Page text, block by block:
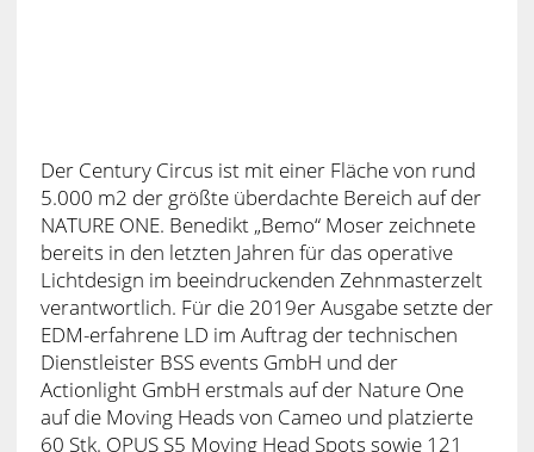
Der Century Circus ist mit einer Fläche von rund
5.000 m2 der größte überdachte Bereich auf der
NATURE ONE. Benedikt „Bemo“ Moser zeichnete
bereits in den letzten Jahren für das operative
Lichtdesign im beeindruckenden Zehnmasterzelt
verantwortlich. Für die 2019er Ausgabe setzte der
EDM-erfahrene LD im Auftrag der technischen
Dienstleister BSS events GmbH und der
Actionlight GmbH erstmals auf der Nature One
auf die Moving Heads von Cameo und platzierte
60 Stk. OPUS S5 Moving Head Spots sowie 121